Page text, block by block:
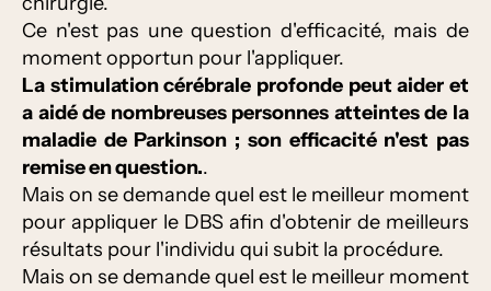
Ce n'est pas une question d'efficacité, mais de
moment opportun pour l'appliquer.
La stimulation cérébrale profonde peut aider et
a aidé de nombreuses personnes atteintes de la
maladie de Parkinson ; son efficacité n'est pas
remise en question..
Mais on se demande quel est le meilleur moment
pour appliquer le DBS afin d'obtenir de meilleurs
résultats pour l'individu qui subit la procédure.
Mais on se demande quel est le meilleur moment